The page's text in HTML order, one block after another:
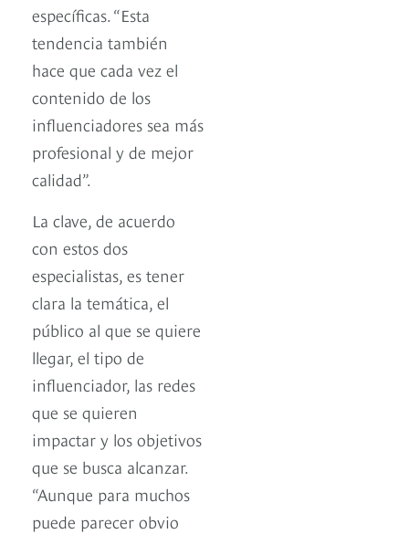
específicas. “Esta
tendencia también
hace que cada vez el
contenido de los
influenciadores sea más
profesional y de mejor
calidad”.
La clave, de acuerdo
con estos dos
especialistas, es tener
clara la temática, el
público al que se quiere
llegar, el tipo de
influenciador, las redes
que se quieren
impactar y los objetivos
que se busca alcanzar.
“Aunque para muchos
puede parecer obvio